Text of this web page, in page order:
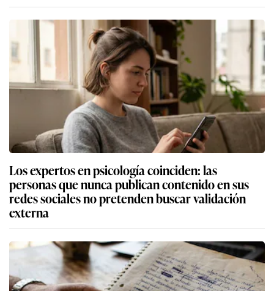
Los expertos en psicología coinciden: las
personas que nunca publican contenido en sus
redes sociales no pretenden buscar validación
externa